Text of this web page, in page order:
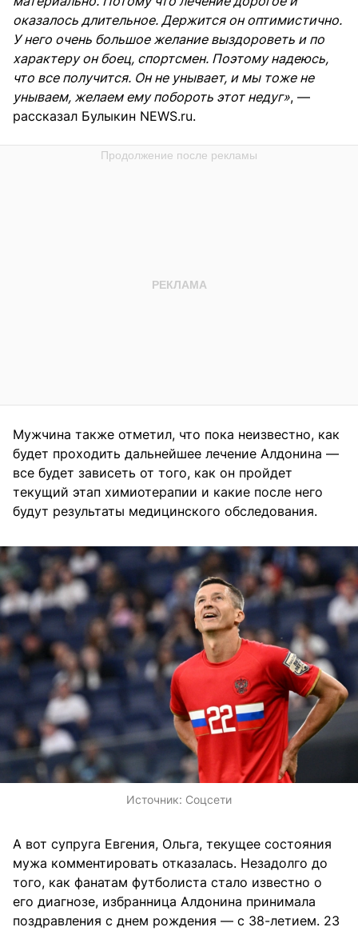
оказалось длительное. Держится он оптимистично.
У него очень большое желание выздороветь и по
характеру он боец, спортсмен. Поэтому надеюсь,
что все получится. Он не унывает, и мы тоже не
унываем, желаем ему побороть этот недуг», —
рассказал Булыкин NEWS.ru.
Мужчина также отметил, что пока неизвестно, как
будет проходить дальнейшее лечение Алдонина —
все будет зависеть от того, как он пройдет
текущий этап химиотерапии и какие после него
будут результаты медицинского обследования.
Источник: Соцсети
А вот супруга Евгения, Ольга, текущее состояния
мужа комментировать отказалась. Незадолго до
того, как фанатам футболиста стало известно о
его диагнозе, избранница Алдонина принимала
поздравления с днем рождения — с 38-летием. 23